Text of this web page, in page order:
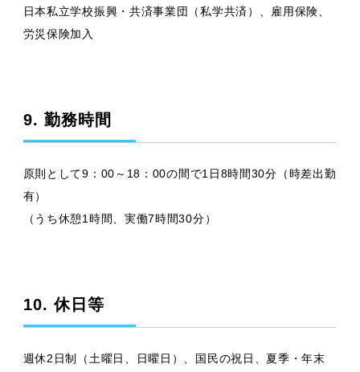
日本私立学校振興・共済事業団（私学共済）、雇用保険、
労災保険加入
9. 勤務時間
原則として9：00～18：00の間で1日8時間30分（時差出勤
有）
（うち休憩1時間、実働7時間30分）
10. 休日等
週休2日制（土曜日、日曜日）、国民の祝日、夏季・年末